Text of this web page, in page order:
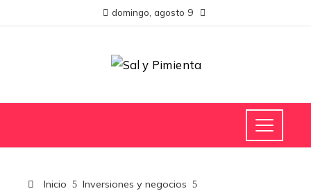
domingo, agosto 9
Inicio
Inversiones y negocios